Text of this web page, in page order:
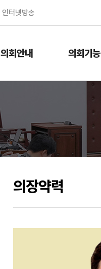
인터넷방송
의회안내 의회기능
의장약력